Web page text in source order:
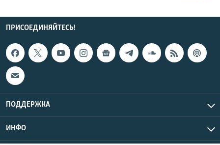
ПРИСОЕДИНЯЙТЕСЬ!
ПОДДЕРЖКА
ИНФО